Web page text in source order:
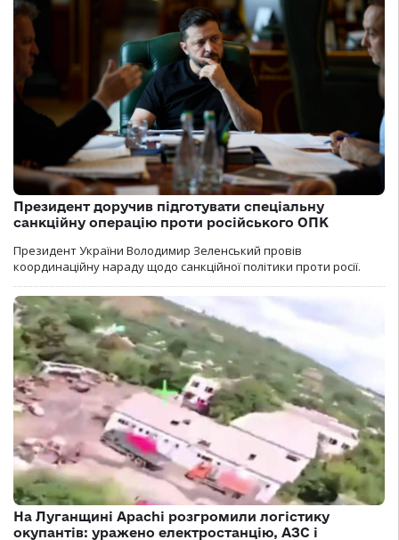
Президент доручив підготувати спеціальну
санкційну операцію проти російського ОПК
Президент України Володимир Зеленський провів
координаційну нараду щодо санкційної політики проти росії.
На Луганщині Apachi розгромили логістику
окупантів: уражено електростанцію, АЗС і